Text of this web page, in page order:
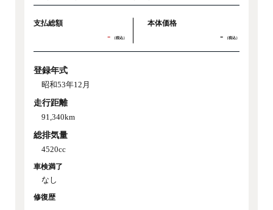
支払総額
- （税込）
本体価格
- （税込）
登録年式
昭和53年12月
走行距離
91,340km
総排気量
4520cc
車検満了
なし
修復歴